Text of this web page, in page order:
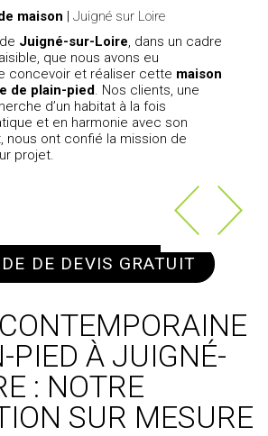
maison | Juigné sur Loire
Juigné-sur-Loire , dans un cadre
que nous avons eu
concevoir et réaliser cette maison
de plain-pied . Nos clients, une
d’un habitat à la fois
et en harmonie avec son
nous ont confié la mission de
projet.
DE DEVIS GRATUIT
PIED À JUIGNÉ-
: NOTRE
SUR MESURE